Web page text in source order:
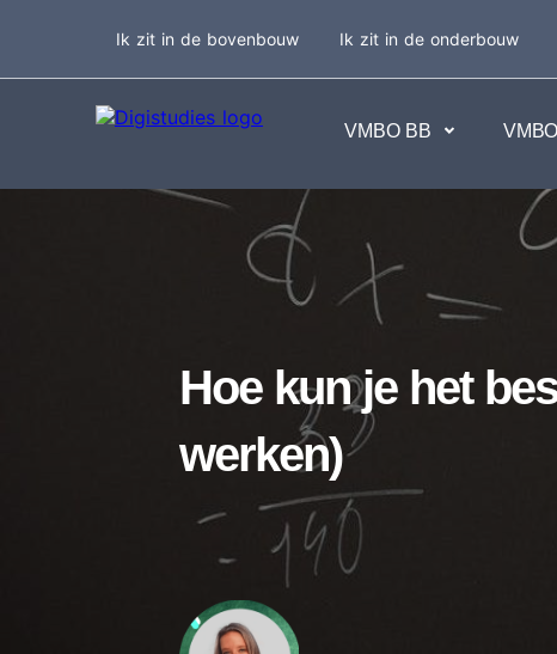
Ik zit in de bovenbouw Ik zit in de onderbouw
VMBO BB
Taalvakken
Hoe kun je het
werken)